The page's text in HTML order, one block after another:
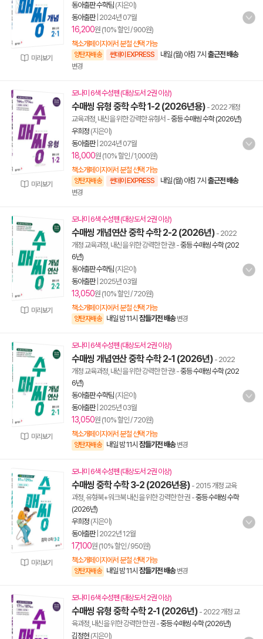
미리보기
동아출판 수학팀 (지은이)
동아출판| 2024년 07월
16,200원 (10% 할인 / 900원)
책소개페이지에서 분철 선택 가능
양탄자배송 썬데이 EXPRESS 내일 (월) 아침 7시 출근전 배송
변경
미리보기
모나미 6색 수성펜 (대상도서 2권 이상)
수매씽 유형 중학 수학 1-2 (2026년용) - 2022 개정
교육과정, 내신을 위한 강력한 유형서 -중등 수매씽 수학 (2026년)
우희정 (지은이)
동아출판| 2024년 07월
18,000원 (10% 할인 / 1,000원)
책소개페이지에서 분철 선택 가능
양탄자배송 썬데이 EXPRESS 내일 (월) 아침 7시 출근전 배송
변경
미리보기
모나미 6색 수성펜 (대상도서 2권 이상)
수매씽 개념연산 중학 수학 2-2 (2026년) - 2022
개정 교육과정, 내신을 위한 강력한 한 권!-중등 수매씽 수학 (202
6년)
동아출판 수학팀 (지은이)
동아출판| 2025년 03월
13,050원 (10% 할인 / 720원)
책소개페이지에서 분철 선택 가능
양탄자배송 내일 밤 11시 잠들기전 배송 변경
미리보기
모나미 6색 수성펜 (대상도서 2권 이상)
수매씽 개념연산 중학 수학 2-1 (2026년) - 2022
개정 교육과정, 내신을 위한 강력한 한 권!-중등 수매씽 수학 (202
6년)
동아출판 수학팀 (지은이)
동아출판| 2025년 03월
13,050원 (10% 할인 / 720원)
책소개페이지에서 분철 선택 가능
양탄자배송 내일 밤 11시 잠들기전 배송 변경
미리보기
모나미 6색 수성펜 (대상도서 2권 이상)
수매씽 중학 수학 3-2 (2026년용) - 2015 개정 교육
과정, 유형북+워크북 내신을 위한 강력한 한 권 -중등 수매씽 수학
(2026년)
우희정 (지은이)
동아출판| 2022년 12월
17,100원 (10% 할인 / 950원)
책소개페이지에서 분철 선택 가능
양탄자배송 내일 밤 11시 잠들기전 배송 변경
모나미 6색 수성펜 (대상도서 2권 이상)
수매씽 유형 중학 수학 2-1 (2026년) - 2022 개정 교
육과정, 내신을 위한 강력한 한 권 -중등 수매씽 수학 (2026년)
김정현 (지은이)